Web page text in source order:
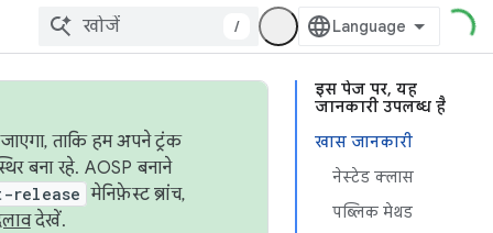
/
इस पेज पर, यह
जानकारी उपलब्ध है
खास जानकारी
नेस्टेड क्लास
पब्लिक मेथड
ताकि हम अपने ट्रंक
बना रहे. AOSP बनाने
release मेनिफ़ेस्ट ब्रांच,
देखें.